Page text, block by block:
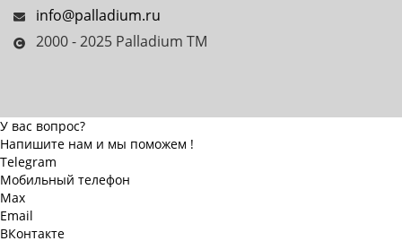
info@palladium.ru
2000 - 2025 Palladium TM
У вас вопрос?
Напишите нам и мы поможем !
Telegram
Мобильный телефон
Max
Email
ВКонтакте